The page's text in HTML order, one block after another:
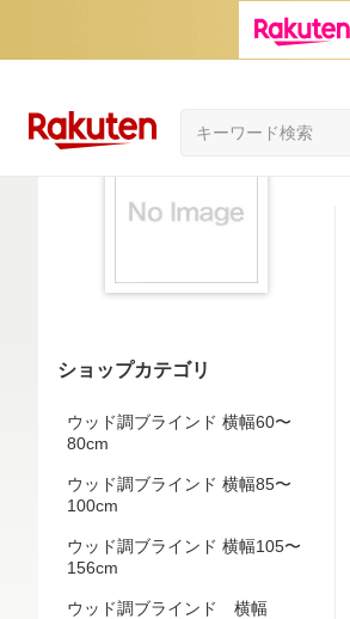
ショップカテゴリ
ウッド調ブラインド 横幅60〜
80cm
ウッド調ブラインド 横幅85〜
100cm
ウッド調ブラインド 横幅105〜
156cm
ウッド調ブラインド 横幅